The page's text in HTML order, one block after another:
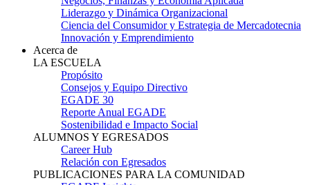
Liderazgo y Dinámica Organizacional
Ciencia del Consumidor y Estrategia de Mercadotecnia
Innovación y Emprendimiento
Acerca de
LA ESCUELA
Propósito
Consejos y Equipo Directivo
EGADE 30
Reporte Anual EGADE
Sostenibilidad e Impacto Social
ALUMNOS Y EGRESADOS
Career Hub
Relación con Egresados
PUBLICACIONES PARA LA COMUNIDAD